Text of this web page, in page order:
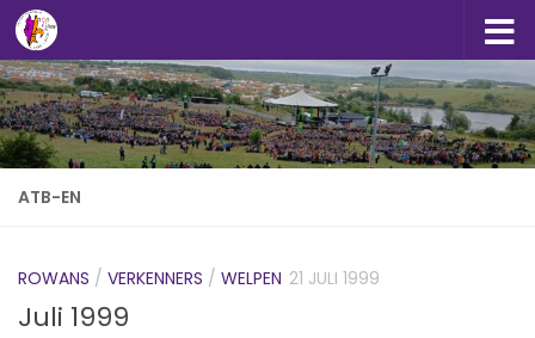
Doorgaan naar inhoud
ATB-EN
ROWANS / VERKENNERS / WELPEN 21 JULI 1999
Juli 1999